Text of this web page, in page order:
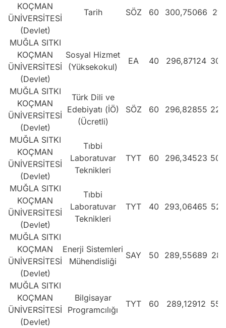
KOÇMAN
ÜNİVERSİTESİ
(Devlet)
Tarih SÖZ 60 300,75066
MUĞLA SITKI
KOÇMAN
ÜNİVERSİTESİ
(Devlet)
Sosyal Hizmet
(Yüksekokul)
EA 40 296,87124
MUĞLA SITKI
KOÇMAN
ÜNİVERSİTESİ
(Devlet)
Türk Dili ve
Edebiyatı (İÖ)
(Ücretli)
SÖZ 60 296,82855
MUĞLA SITKI
KOÇMAN
ÜNİVERSİTESİ
(Devlet)
Tıbbi
Laboratuvar
Teknikleri
TYT 60 296,34523
MUĞLA SITKI
KOÇMAN
ÜNİVERSİTESİ
(Devlet)
Tıbbi
Laboratuvar
Teknikleri
TYT 40 293,06465
MUĞLA SITKI
KOÇMAN
ÜNİVERSİTESİ
(Devlet)
Enerji Sistemleri
Mühendisliği
SAY 50 289,55689
MUĞLA SITKI
KOÇMAN
ÜNİVERSİTESİ
(Devlet)
Bilgisayar
Programcılığı
TYT 60 289,12912